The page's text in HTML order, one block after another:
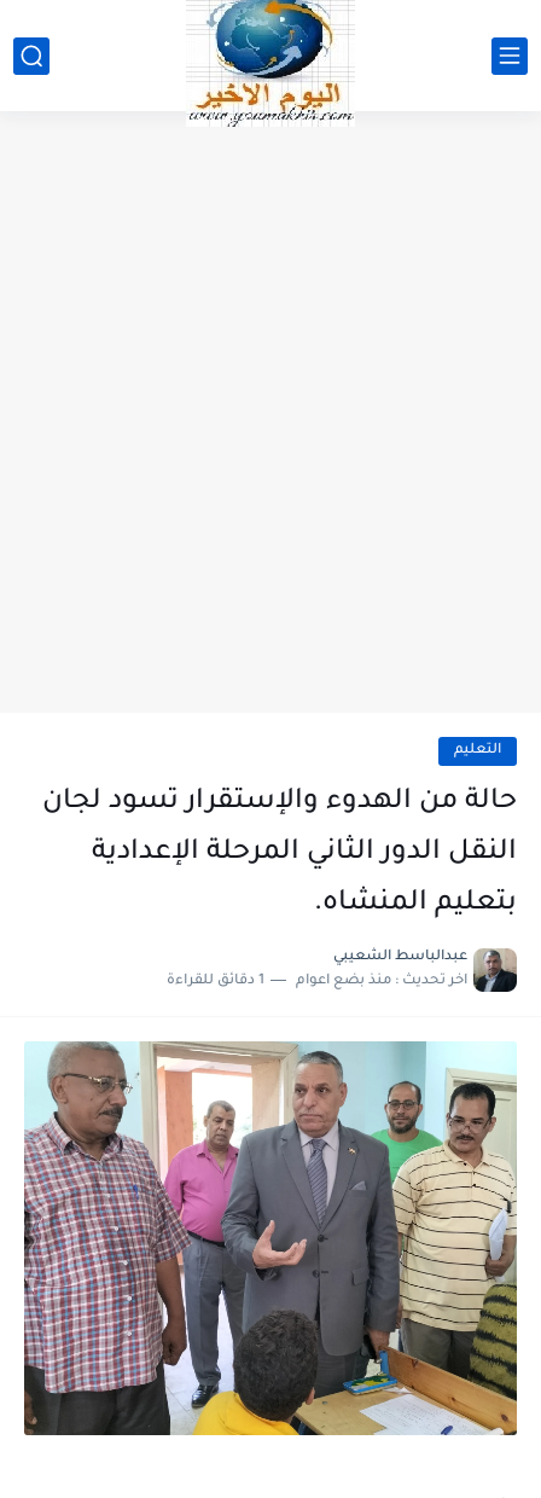
التعليم
حالة من الهدوء والإستقرار تسود لجان
النقل الدور الثاني المرحلة الإعدادية
بتعليم المنشاه.
عبدالباسط الشعيبي
اخر تحديث : منذ بضع اعوام 1 دقائق للقراءة